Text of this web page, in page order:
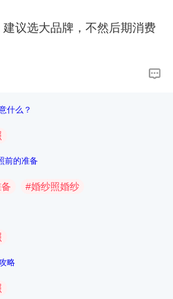
议选大品牌，不然后期消费
什么？
前的准备
#婚纱照婚纱
略